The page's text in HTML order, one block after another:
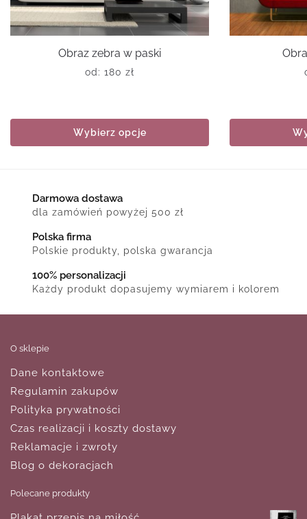
Obraz zebra w paski
od: 180 zł
Wybierz opcje
Darmowa dostawa
dla zamówień powyżej 500 zł
Polska firma
Polskie produkty, polska gwarancja
100% personalizacji
Każdy produkt dopasujemy wymiarem i kolorem
O sklepie
Dane kontaktowe
Regulamin zakupów
Polityka prywatności
Czas realizacji i koszty dostawy
Reklamacje i zwroty
Blog o dekoracjach
Polecane produkty